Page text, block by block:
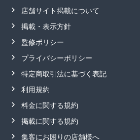
店舗サイト掲載について
掲載・表示方針
監修ポリシー
プライバシーポリシー
特定商取引法に基づく表記
利用規約
料金に関する規約
掲載に関する規約
集客にお困りの店舗様へ